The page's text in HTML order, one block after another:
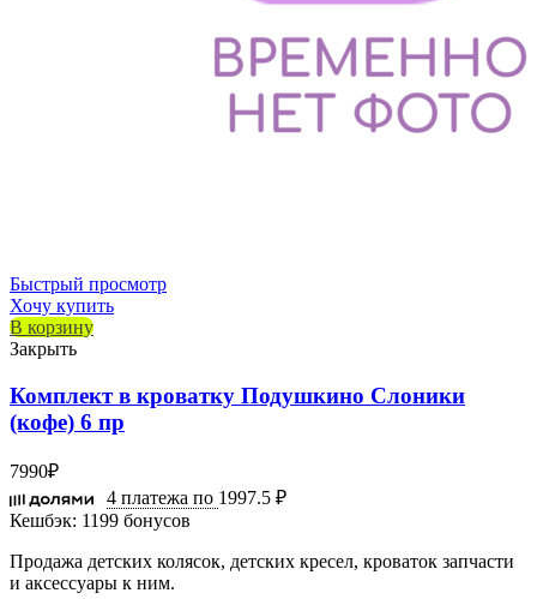
Быстрый просмотр
Хочу купить
В корзину
Закрыть
Комплект в кроватку Подушкино Слоники
(кофе) 6 пр
7990₽
4 платежа по 1997.5 ₽
Кешбэк: 1199 бонусов
Продажа детских колясок, детских кресел, кроваток запчасти
и аксессуары к ним.